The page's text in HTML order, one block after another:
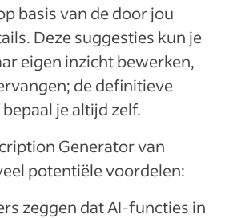
basis van de door jou
Deze suggesties kun je
eigen inzicht bewerken,
de definitieve
je altijd zelf.
Generator van
potentiële voordelen:
zeggen dat AI-functies in